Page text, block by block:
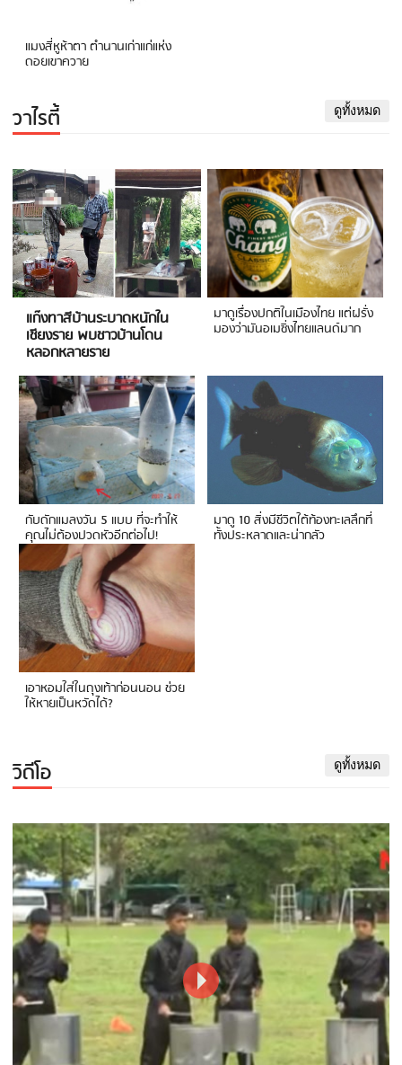
แมงสี่หูห้าตา ตำนานเก่าแก่แห่ง
ดอยเขาควาย
วาไรตี้ ดูทั้งหมด
แก๊งทาสีบ้านระบาดหนักใน
เชียงราย พบชาวบ้านโดน
หลอกหลายราย
มาดูเรื่องปกติในเมืองไทย แต่ฝรั่ง
มองว่ามันอเมซิ่งไทยแลนด์มาก
กับดักแมลงวัน 5 แบบ ที่จะทำให้
คุณไม่ต้องปวดหัวอีกต่อไป!
มาดู 10 สิ่งมีชีวิตใต้ท้องทะเลลึกที่
ทั้งประหลาดและน่ากลัว
เอาหอมใส่ในถุงเท้าก่อนนอน ช่วย
ให้หายเป็นหวัดได้?
วิดีโอ ดูทั้งหมด